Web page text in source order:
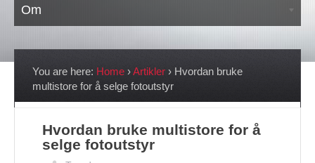
Om
You are here: Home ›Artikler › Hvordan bruke
multistore for å selge fotoutstyr
Hvordan bruke multistore for å
selge fotoutstyr